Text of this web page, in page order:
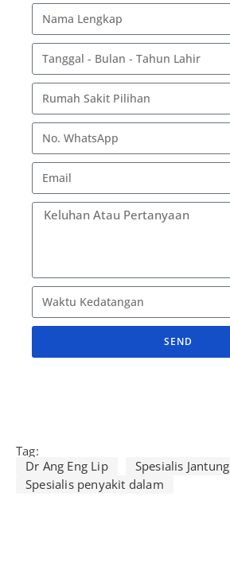
SEND
r
n
a
Tag:
Dr Ang Eng Lip
Spesialis Jantung
Spesialis penyakit dalam